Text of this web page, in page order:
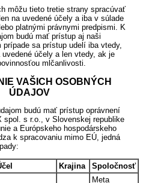
môžu tieto tretie strany spracúvať
na uvedené účely a iba v súlade
platnými právnymi predpismi. K
budú mať prístup aj naši
sa prístup udelí iba vtedy,
účely a len vtedy, ak je
mlčanlivosti.
VAŠICH OSOBNÝCH
ÚDAJOV
budú mať prístup oprávnení
spol. s r.o., v Slovenskej republike
a Európskeho hospodárskeho
k spracovaniu mimo EÚ, jedná
Krajina
Spoločnosť
Meta